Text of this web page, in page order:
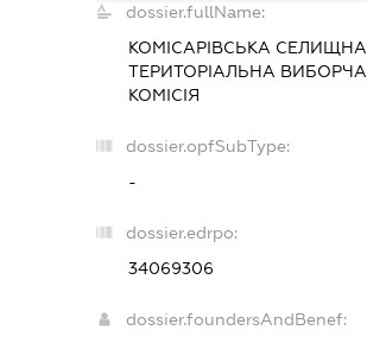
dossier.fullName:
КОМІСАРІВСЬКА СЕЛИЩНА
ТЕРИТОРІАЛЬНА ВИБОРЧА
КОМІСІЯ
dossier.opfSubType:
-
dossier.edrpo:
34069306
dossier.foundersAndBenef: